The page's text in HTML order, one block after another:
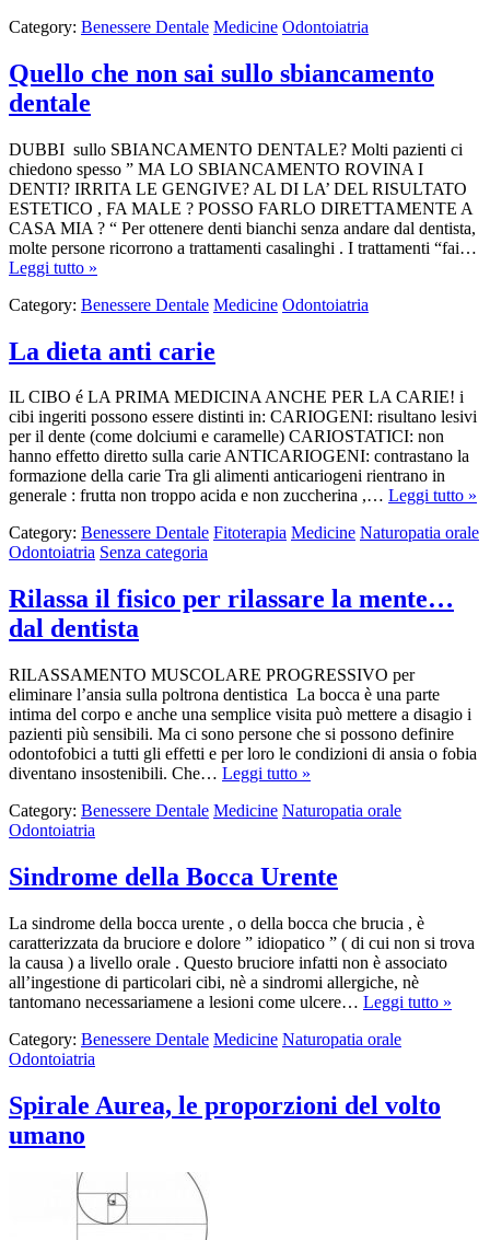
Category: Benessere Dentale Medicine Odontoiatria
Quello che non sai sullo sbiancamento
dentale
DUBBI sullo SBIANCAMENTO DENTALE? Molti pazienti ci
chiedono spesso ” MA LO SBIANCAMENTO ROVINA I
DENTI? IRRITA LE GENGIVE? AL DI LA’ DEL RISULTATO
ESTETICO , FA MALE ? POSSO FARLO DIRETTAMENTE A
CASA MIA ? “ Per ottenere denti bianchi senza andare dal dentista,
molte persone ricorrono a trattamenti casalinghi . I trattamenti “fai…
Leggi tutto »
Category: Benessere Dentale Medicine Odontoiatria
La dieta anti carie
IL CIBO é LA PRIMA MEDICINA ANCHE PER LA CARIE! i
cibi ingeriti possono essere distinti in: CARIOGENI: risultano lesivi
per il dente (come dolciumi e caramelle) CARIOSTATICI: non
hanno effetto diretto sulla carie ANTICARIOGENI: contrastano la
formazione della carie Tra gli alimenti anticariogeni rientrano in
generale : frutta non troppo acida e non zuccherina ,… Leggi tutto »
Category: Benessere Dentale Fitoterapia Medicine Naturopatia orale
Odontoiatria Senza categoria
Rilassa il fisico per rilassare la mente…
dal dentista
RILASSAMENTO MUSCOLARE PROGRESSIVO per
eliminare l’ansia sulla poltrona dentistica La bocca è una parte
intima del corpo e anche una semplice visita può mettere a disagio i
pazienti più sensibili. Ma ci sono persone che si possono definire
odontofobici a tutti gli effetti e per loro le condizioni di ansia o fobia
diventano insostenibili. Che… Leggi tutto »
Category: Benessere Dentale Medicine Naturopatia orale
Odontoiatria
Sindrome della Bocca Urente
La sindrome della bocca urente , o della bocca che brucia , è
caratterizzata da bruciore e dolore ” idiopatico ” ( di cui non si trova
la causa ) a livello orale . Questo bruciore infatti non è associato
all’ingestione di particolari cibi, nè a sindromi allergiche, nè
tantomano necessariamene a lesioni come ulcere… Leggi tutto »
Category: Benessere Dentale Medicine Naturopatia orale
Odontoiatria
Spirale Aurea, le proporzioni del volto
umano